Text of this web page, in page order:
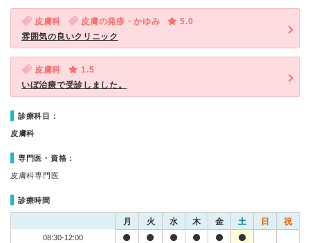
皮膚科 皮膚の発疹・かゆみ
5.0
雰囲気の良いクリニック
皮膚科
1.5
いぼ治療で受診しました。
診療科目：
皮膚科
専門医・資格：
皮膚科専門医
診療時間
月 火 水 木 金 土 日 祝
08:30-12:00